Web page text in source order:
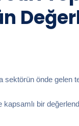
sektörün önde gelen
kapsamlı bir